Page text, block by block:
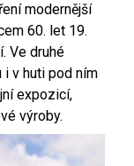
modernější
60. let 19.
Ve druhé
i v huti pod ním
expozicí,
výroby.